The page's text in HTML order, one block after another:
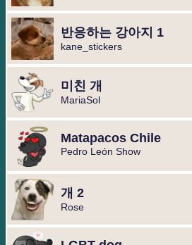
반응하는 강아지 1
kane_stickers
미친 개
MariaSol
Matapacos Chile
Pedro León Show
개 2
Rose